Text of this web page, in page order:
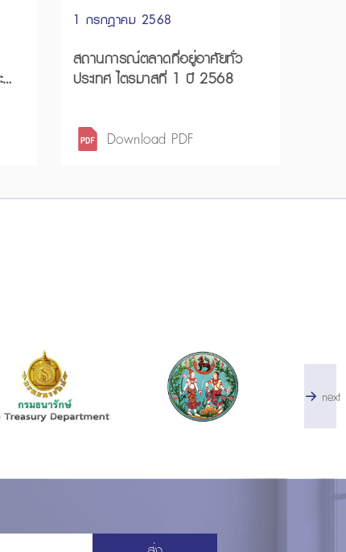
1 กรกฎาคม 2568
สถานการณ์ตลาดที่อยู่อาศัยทั่ว
ประเทศ ไตรมาสที่ 1 ปี 2568
Download PDF
next